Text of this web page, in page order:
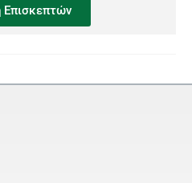
Επισκεπτών